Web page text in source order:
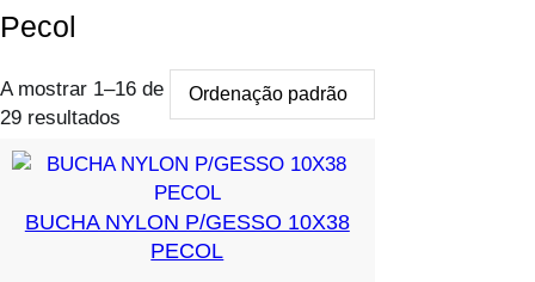
Pecol
A mostrar 1–16 de
29 resultados
BUCHA NYLON P/GESSO 10X38
PECOL